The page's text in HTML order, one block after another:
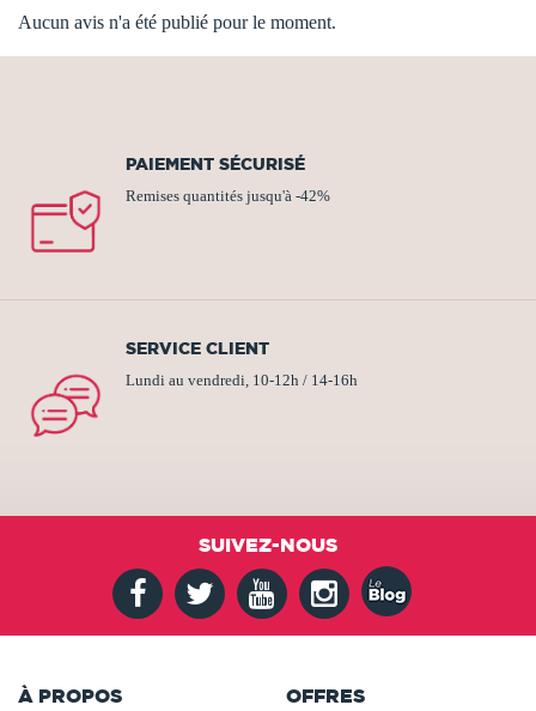
Aucun avis n'a été publié pour le moment.
PAIEMENT SÉCURISÉ
Remises quantités jusqu'à -42%
SERVICE CLIENT
Lundi au vendredi, 10-12h / 14-16h
SUIVEZ-NOUS
À PROPOS OFFRES